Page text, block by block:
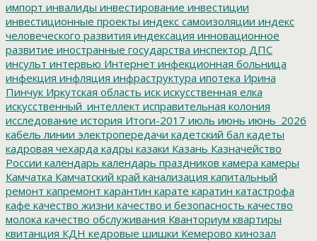
импорт инвалиды инвестирование инвестиции
инвестиционные проекты индекс самоизоляции индекс
человеческого развития индексация инновационное
развитие иностранные государства инспектор ДПС
инсульт интервью Интернет инфекционная больница
инфекция инфляция инфраструктура ипотека Ирина
Пинчук Иркутская область иск искусственная елка
искусственный_интеллект исправительная колония
исследование история Итоги-2017 июль июнь июнь_2026
кабель линии электропередачи кадетский бал кадеты
кадровая чехарда кадры казаки Казань Казначейство
России календарь календарь праздников камера камеры
Камчатка Камчатский край канализация капитальный
ремонт капремонт карантин карате каратин катастрофа
кафе качество жизни качество и безопасность качество
молока качество обслуживания Кванториум квартиры
квитанция КДН кедровые шишки Кемерово кинозал